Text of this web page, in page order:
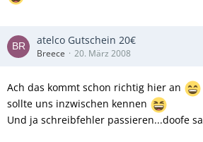
atelco Gutschein 20€
Breece 20. März 2008
Ach das kommt schon richtig hier an
sollte uns inzwischen kennen
Und ja schreibfehler passieren...doofe